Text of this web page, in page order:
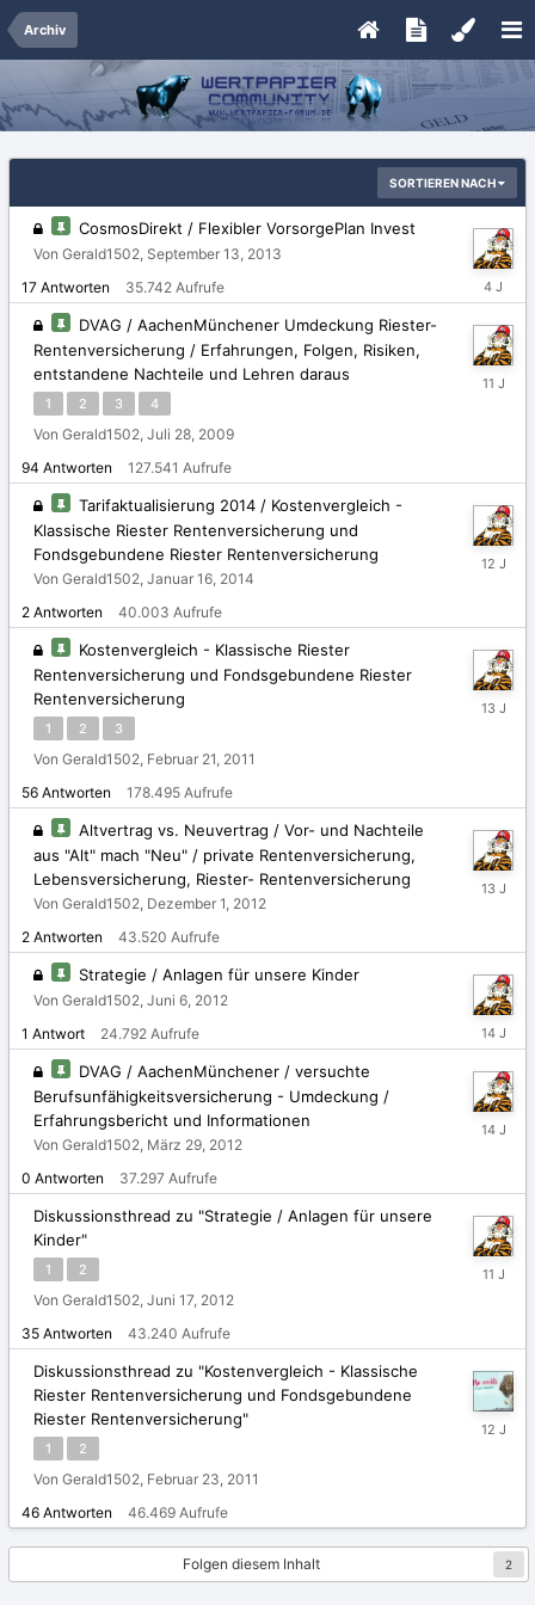
Archiv
SORTIEREN NACH
CosmosDirekt / Flexibler VorsorgePlan Invest
Von Gerald1502, September 13, 2013
17 Antworten 35.742 Aufrufe
Februar
21,
2022
DVAG / AachenMünchener Umdeckung Riester-
Rentenversicherung / Erfahrungen, Folgen, Risiken,
entstandene Nachteile und Lehren daraus
1 2 3 4
Von Gerald1502, Juli 28, 2009
94 Antworten 127.541 Aufrufe
März
Tarifaktualisierung 2014 / Kostenvergleich -
Klassische Riester Rentenversicherung und
Fondsgebundene Riester Rentenversicherung
Von Gerald1502, Januar 16, 2014
2 Antworten 40.003 Aufrufe
März
Kostenvergleich - Klassische Riester
Rentenversicherung und Fondsgebundene Riester
Rentenversicherung
1 2 3
Von Gerald1502, Februar 21, 2011
56 Antworten 178.495 Aufrufe
Juli
Altvertrag vs. Neuvertrag / Vor- und Nachteile
aus "Alt" mach "Neu" / private Rentenversicherung,
Lebensversicherung, Riester- Rentenversicherung
Von Gerald1502, Dezember 1, 2012
2 Antworten 43.520 Aufrufe
Strategie / Anlagen für unsere Kinder
Von Gerald1502, Juni 6, 2012
1 Antwort 24.792 Aufrufe
Juni
17,
2012
DVAG / AachenMünchener / versuchte
Berufsunfähigkeitsversicherung - Umdeckung /
Erfahrungsbericht und Informationen
Von Gerald1502, März 29, 2012
0 Antworten 37.297 Aufrufe
März
Diskussionsthread zu "Strategie / Anlagen für unsere
Kinder"
1 2
Von Gerald1502, Juni 17, 2012
35 Antworten 43.240 Aufrufe
Mai
Diskussionsthread zu "Kostenvergleich - Klassische
Riester Rentenversicherung und Fondsgebundene
Riester Rentenversicherung"
1 2
Von Gerald1502, Februar 23, 2011
46 Antworten 46.469 Aufrufe
Mai
Folgen diesem Inhalt 2